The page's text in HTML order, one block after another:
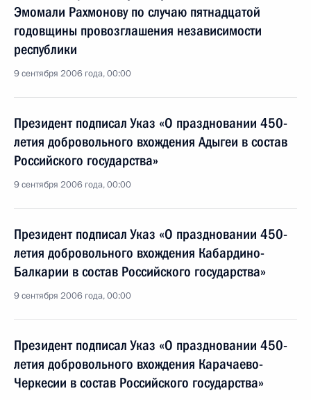
Эмомали Рахмонову по случаю пятнадцатой
годовщины провозглашения независимости
республики
9 сентября 2006 года, 00:00
Президент подписал Указ «О праздновании 450-
летия добровольного вхождения Адыгеи в состав
Российского государства»
9 сентября 2006 года, 00:00
Президент подписал Указ «О праздновании 450-
летия добровольного вхождения Кабардино-
Балкарии в состав Российского государства»
9 сентября 2006 года, 00:00
Президент подписал Указ «О праздновании 450-
летия добровольного вхождения Карачаево-
Черкесии в состав Российского государства»